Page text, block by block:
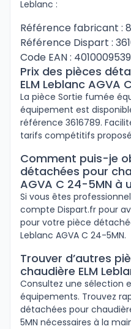
Leblanc :
Référence fabricant :
Référence Dispart :
Code EAN :
Prix des pièces
ELM Leblanc AGVA
La pièce Sortie fumée
équipement est
référence 3616789.
tarifs compétitifs
Comment puis-je
détachées pour
AGVA C 24-5MN à
Si vous êtes
compte Dispart.fr pour
pour votre pièce
Leblanc AGVA C 24-5MN.
Trouver d’autres
chaudière ELM
Consultez une sélection
équipements. Trouvez
détachées pour
5MN nécessaires à la